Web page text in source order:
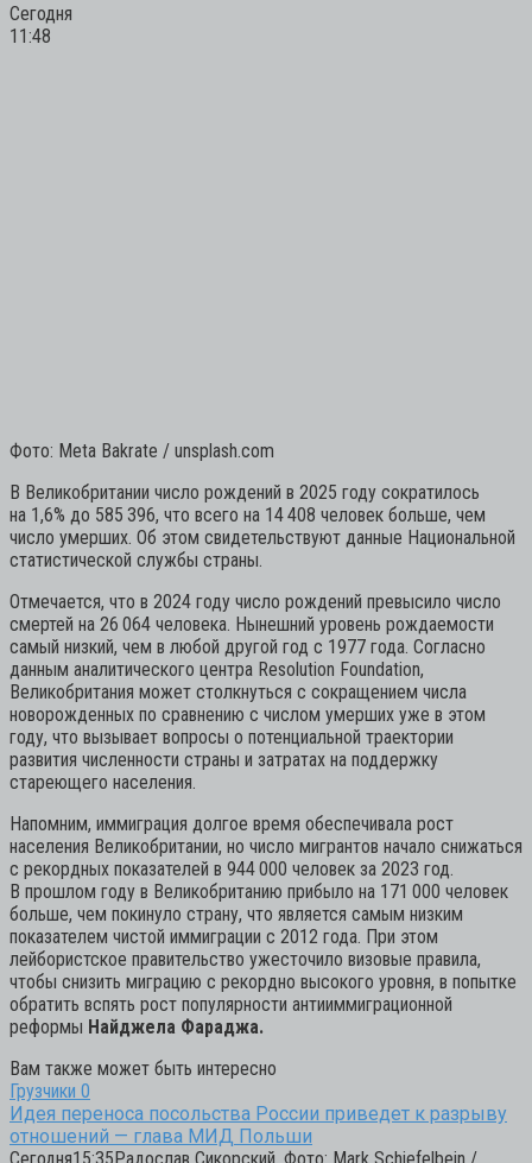
Сегодня
11:48
Фото: Meta Bakrate / unsplash.com
В Великобритании число рождений в 2025 году сократилось
на 1,6% до 585 396, что всего на 14 408 человек больше, чем
число умерших. Об этом свидетельствуют данные Национальной
статистической службы страны.
Отмечается, что в 2024 году число рождений превысило число
смертей на 26 064 человека. Нынешний уровень рождаемости
самый низкий, чем в любой другой год с 1977 года. Согласно
данным аналитического центра Resolution Foundation,
Великобритания может столкнуться с сокращением числа
новорожденных по сравнению с числом умерших уже в этом
году, что вызывает вопросы о потенциальной траектории
развития численности страны и затратах на поддержку
стареющего населения.
Напомним, иммиграция долгое время обеспечивала рост
населения Великобритании, но число мигрантов начало снижаться
с рекордных показателей в 944 000 человек за 2023 год.
В прошлом году в Великобританию прибыло на 171 000 человек
больше, чем покинуло страну, что является самым низким
показателем чистой иммиграции с 2012 года. При этом
лейбористское правительство ужесточило визовые правила,
чтобы снизить миграцию с рекордно высокого уровня, в попытке
обратить вспять рост популярности антииммиграционной
реформы Найджела Фараджа.
Вам также может быть интересно
Грузчики 0
Идея переноса посольства России приведет к разрыву
отношений — глава МИД Польши